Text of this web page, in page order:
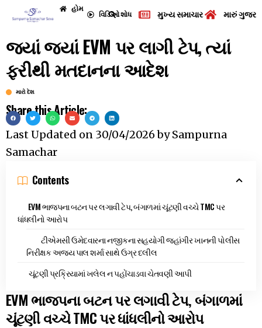
હોમ
વિડિઓશોધ મુખ્ય સમાચાર મારું
જ્યાં જ્યાં EVM પર લાગી ટેપ, ત્યાં
ફરીથી મતદાનના આદેશ
મારો દેશ
Share this Article:
Last Updated on 30/04/2026bySampurna
Samachar
Contents
EVM ભાજપના બટન પર લગાવી ટેપ, બંગાળમાં ચૂંટણી વચ્ચે TMC પર
ધાંધલીનો આરોપ
ટીએમસી ઉમેદવારના નજીકના સહયોગી જહાંગીર ખાનની પોલીસ
નિરીક્ષક અજય પાલ શર્મા સાથે ઉગ્ર દલીલ
ચૂંટણી પ્રક્રિયામાં ખલેલ ન પહોંચાડવા ચેતવણી આપી
EVMભાજપનાબટનપરલગાવીટેપ,બંગાળમાં
ચૂંટણીવચ્ચેTMCપરધાંધલીનોઆરોપ